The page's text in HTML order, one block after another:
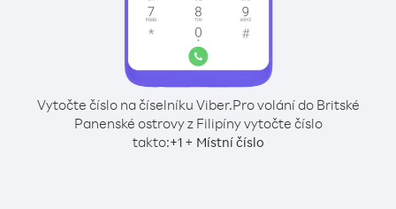
Vytočte číslo na číselníku Viber.Pro volání do Britské
Panenské ostrovy z Filipíny vytočte číslo
takto:+1+ Místní číslo